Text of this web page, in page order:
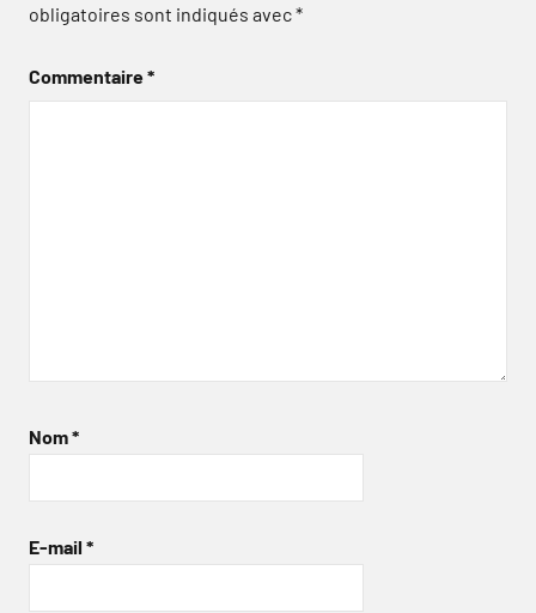
obligatoires sont indiqués avec*
Commentaire*
Nom*
E-mail *